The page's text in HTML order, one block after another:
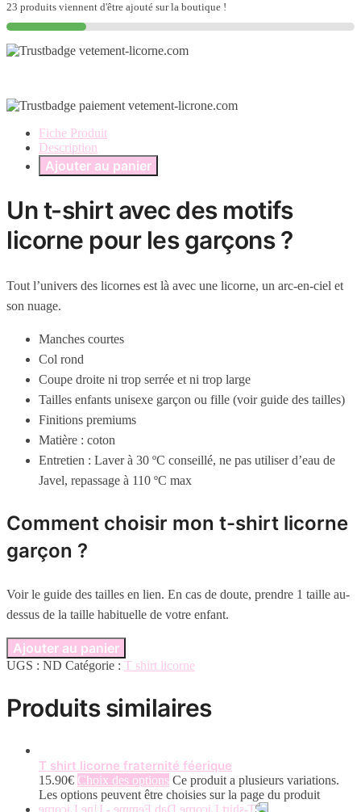
23 produits viennent d'être ajouté sur la boutique !
Fiche Produit
Description
Ajouter au panier
Un t-shirt avec des motifs
licorne pour les garçons ?
Tout l’univers des licornes est là avec une licorne, un arc-en-ciel et
son nuage.
Manches courtes
Col rond
Coupe droite ni trop serrée et ni trop large
Tailles enfants unisexe garçon ou fille (voir guide des tailles)
Finitions premiums
Matière : coton
Entretien : Laver à 30 ºC conseillé, ne pas utiliser d’eau de
Javel, repassage à 110 ºC max
Comment choisir mon t-shirt licorne
garçon ?
Voir le guide des tailles en lien. En cas de doute, prendre 1 taille au-
dessus de la taille habituelle de votre enfant.
Ajouter au panier
UGS : ND Catégorie : T shirt licorne
Produits similaires
T shirt licorne fraternité féerique
15.90€ Choix des options Ce produit a plusieurs variations.
Les options peuvent être choisies sur la page du produit